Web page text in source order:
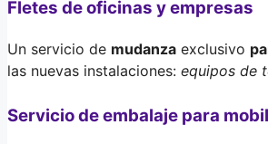
Fletes de oficinas y empresas
Un servicio de mudanza exclusivo
las nuevas instalaciones: equipos de
Servicio de embalaje para